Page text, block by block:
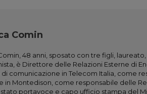
Comin
48 anni, sposato con tre figli,
è Direttore delle Relazioni Esterne di
comunicazione in Telecom Italia, come
in Montedison, come responsabile delle
stato portavoce e capo ufficio stampa del